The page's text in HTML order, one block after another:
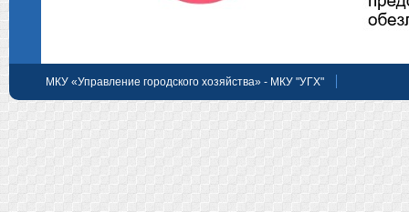
МКУ «Управление городского хозяйства» - МКУ "УГХ"